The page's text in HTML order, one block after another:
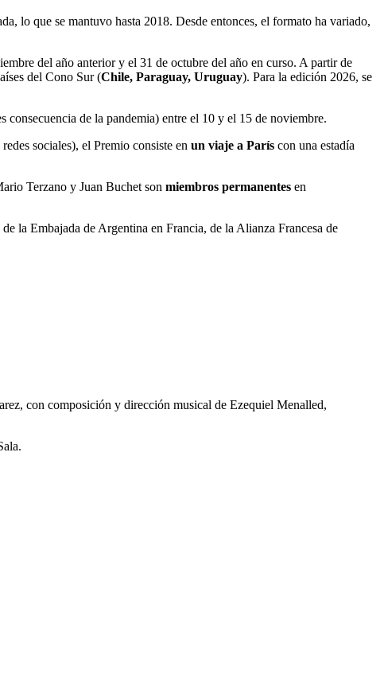
lo que se mantuvo hasta 2018. Desde entonces, el formato ha variado,
del año anterior y el 31 de octubre del año en curso. A partir de
del Cono Sur (Chile, Paraguay, Uruguay). Para la edición 2026, se
de la pandemia) entre el 10 y el 15 de noviembre.
sociales), el Premio consiste en un viaje a París con una estadía
Terzano y Juan Buchet son miembros permanentes en
la Embajada de Argentina en Francia, de la Alianza Francesa de
con composición y dirección musical de Ezequiel Menalled,